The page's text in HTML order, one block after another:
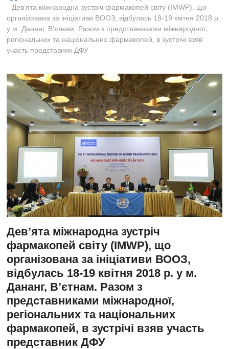
B
u
t
Дев’ята міжнародна зустріч фармакопей світу (IMWP), що
організована за ініціативи ВООЗ, відбулась 18-19 квітня 2018 р.
у м. Дананг, В’єтнам. Разом з представниками міжнародної,
регіональних та національних фармакопей, в зустрічі взяв
участь представник ДФУ
Дев’ята міжнародна зустріч
фармакопей світу (IMWP), що
організована за ініціативи ВООЗ,
відбулась 18-19 квітня 2018 р. у м.
Дананг, В’єтнам. Разом з
представниками міжнародної,
регіональних та національних
фармакопей, в зустрічі взяв участь
представник ДФУ